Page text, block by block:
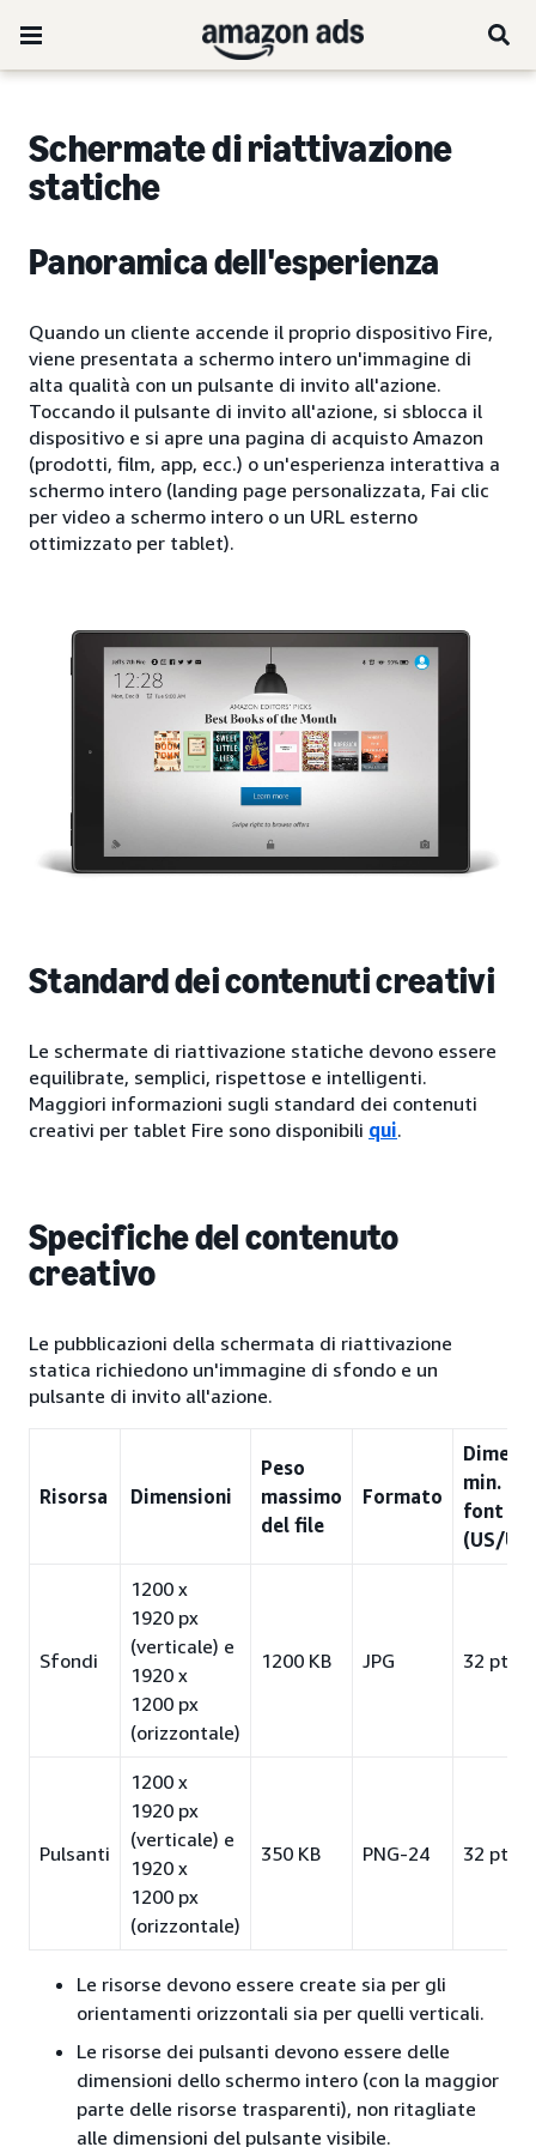
Schermate di riattivazione
statiche
Panoramica dell'esperienza
Quando un cliente accende il proprio dispositivo Fire,
viene presentata a schermo intero un'immagine di
alta qualità con un pulsante di invito all'azione.
Toccando il pulsante di invito all'azione, si sblocca il
dispositivo e si apre una pagina di acquisto Amazon
(prodotti, film, app, ecc.) o un'esperienza interattiva a
schermo intero (landing page personalizzata, Fai clic
per video a schermo intero o un URL esterno
ottimizzato per tablet).
Standard dei contenuti creativi
Le schermate di riattivazione statiche devono essere
equilibrate, semplici, rispettose e intelligenti.
Maggiori informazioni sugli standard dei contenuti
creativi per tablet Fire sono disponibili qui.
Specifiche del contenuto
creativo
Le pubblicazioni della schermata di riattivazione
statica richiedono un'immagine di sfondo e un
pulsante di invito all'azione.
Risorsa Dimensioni
Peso
massimo
del file
Formato
min. del
font
(US/UE)
Sfondi
1200 x
1920 px
(verticale) e
1920 x
1200 px
(orizzontale)
1200 KB JPG 32 pt
Pulsanti
1200 x
1920 px
(verticale) e
1920 x
1200 px
(orizzontale)
350 KB PNG-24 32 pt
Le risorse devono essere create sia per gli
orientamenti orizzontali sia per quelli verticali.
Le risorse dei pulsanti devono essere delle
dimensioni dello schermo intero (con la maggior
parte delle risorse trasparenti), non ritagliate
alle dimensioni del pulsante visibile.